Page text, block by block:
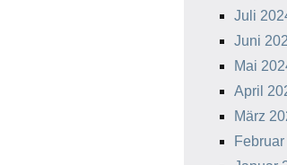
Juli
Juni
Mai
April
März